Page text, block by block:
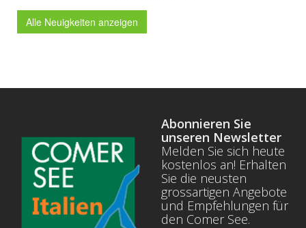
Alle Neuigkeiten anzeigen
Abonnieren Sie
unseren Newsletter
Melden Sie sich heute
kostenlos an! Erhalten
Sie die neusten
grossartigen Angebote
und Empfehlungen für
den Comer See.